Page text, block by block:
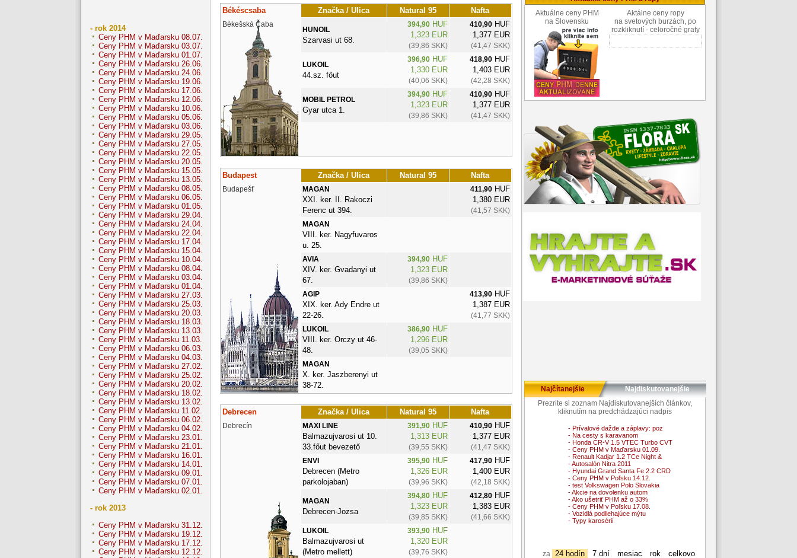
- rok 2014
Ceny PHM v Maďarsku 08.07.
Ceny PHM v Maďarsku 03.07.
Ceny PHM v Maďarsku 01.07.
Ceny PHM v Maďarsku 26.06.
Ceny PHM v Maďarsku 24.06.
Ceny PHM v Maďarsku 19.06.
Ceny PHM v Maďarsku 17.06.
Ceny PHM v Maďarsku 12.06.
Ceny PHM v Maďarsku 10.06.
Ceny PHM v Maďarsku 05.06.
Ceny PHM v Maďarsku 03.06.
Ceny PHM v Maďarsku 29.05.
Ceny PHM v Maďarsku 27.05.
Ceny PHM v Maďarsku 22.05.
Ceny PHM v Maďarsku 20.05.
Ceny PHM v Maďarsku 15.05.
Ceny PHM v Maďarsku 13.05.
Ceny PHM v Maďarsku 08.05.
Ceny PHM v Maďarsku 06.05.
Ceny PHM v Maďarsku 01.05.
Ceny PHM v Maďarsku 29.04.
Ceny PHM v Maďarsku 24.04.
Ceny PHM v Maďarsku 22.04.
Ceny PHM v Maďarsku 17.04.
Ceny PHM v Maďarsku 15.04.
Ceny PHM v Maďarsku 10.04.
Ceny PHM v Maďarsku 08.04.
Ceny PHM v Maďarsku 03.04.
Ceny PHM v Maďarsku 01.04.
Ceny PHM v Maďarsku 27.03.
Ceny PHM v Maďarsku 25.03.
Ceny PHM v Maďarsku 20.03.
Ceny PHM v Maďarsku 18.03.
Ceny PHM v Maďarsku 13.03.
Ceny PHM v Maďarsku 11.03.
Ceny PHM v Maďarsku 06.03.
Ceny PHM v Maďarsku 04.03.
Ceny PHM v Maďarsku 27.02.
Ceny PHM v Maďarsku 25.02.
Ceny PHM v Maďarsku 20.02.
Ceny PHM v Maďarsku 18.02.
Ceny PHM v Maďarsku 13.02.
Ceny PHM v Maďarsku 11.02.
Ceny PHM v Maďarsku 06.02.
Ceny PHM v Maďarsku 04.02.
Ceny PHM v Maďarsku 23.01.
Ceny PHM v Maďarsku 21.01.
Ceny PHM v Maďarsku 16.01.
Ceny PHM v Maďarsku 14.01.
Ceny PHM v Maďarsku 09.01.
Ceny PHM v Maďarsku 07.01.
Ceny PHM v Maďarsku 02.01.
- rok 2013
Ceny PHM v Maďarsku 31.12.
Ceny PHM v Maďarsku 19.12.
Ceny PHM v Maďarsku 17.12.
Ceny PHM v Maďarsku 12.12.
Békéscsaba Značka / Ulica Natural 95 Nafta
Békešská Čaba
HUNOIL
Szarvasi ut 68.
394,90HUF
1,323 EUR
(39,86 SKK)
410,90HUF
1,377 EUR
(41,47 SKK)
LUKOIL
44.sz. főut
396,90HUF
1,330 EUR
(40,06 SKK)
418,90HUF
1,403 EUR
(42,28 SKK)
MOBIL PETROL
Gyar utca 1.
394,90HUF
1,323 EUR
(39,86 SKK)
410,90HUF
1,377 EUR
(41,47 SKK)
Budapest Značka / Ulica Natural 95 Nafta
Budapešť MAGAN
XXI. ker. II. Rakoczi
Ferenc ut 394.
411,90HUF
1,380 EUR
(41,57 SKK)
MAGAN
VIII. ker. Nagyfuvaros
u. 25.
AVIA
XIV. ker. Gvadanyi ut
67.
394,90HUF
1,323 EUR
(39,86 SKK)
AGIP
XIX. ker. Ady Endre ut
22-26.
413,90HUF
1,387 EUR
(41,77 SKK)
LUKOIL
VIII. ker. Orczy ut 46-
48.
386,90HUF
1,296 EUR
(39,05 SKK)
MAGAN
X. ker. Jaszberenyi ut
38-72.
Debrecen Značka / Ulica Natural 95 Nafta
Debrecín MAXI LINE
Balmazujvarosi ut 10.
33.főut bevezető
391,90HUF
1,313 EUR
(39,55 SKK)
410,90HUF
1,377 EUR
(41,47 SKK)
ENVI
Debrecen (Metro
parkolojaban)
395,90HUF
1,326 EUR
(39,96 SKK)
417,90HUF
1,400 EUR
(42,18 SKK)
MAGAN
Debrecen-Jozsa
394,80HUF
1,323 EUR
(39,85 SKK)
412,80HUF
1,383 EUR
(41,66 SKK)
LUKOIL
Balmazujvarosi ut
(Metro mellett)
393,90HUF
1,320 EUR
(39,76 SKK)
Aktuálne ceny PHM
na Slovensku
Aktálne ceny ropy
na svetových burzách, po
rozkliknutí - celoročné grafy
Najčítanejšie
Najdiskutovanejšie
Prezrite si zoznam Najdiskutovanejších článkov,
kliknutím na predchádzajúci nadpis
- Prívalové dažde a záplavy: poz
- Na cesty s karavanom
- Honda CR-V 1.5 VTEC Turbo CVT
- Ceny PHM v Maďarsku 01.09.
- Renault Kadjar 1.2 TCe Night &
- Autosalón Nitra 2011
- Hyundai Grand Santa Fe 2.2 CRD
- Ceny PHM v Poľsku 14.12.
- test Volkswagen Polo Slovakia
- Akcie na dovolenku autom
- Ako ušetriť PHM až o 33%
- Ceny PHM v Poľsku 17.08.
- Vozidlá podliehajúce mýtu
- Typy karosérií
za 24 hodín 7 dní mesiac rok celkovo